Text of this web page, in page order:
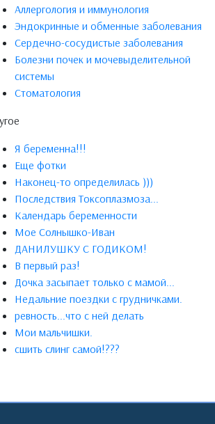
Аллергология и иммунология
Эндокринные и обменные заболевания
Сердечно-сосудистые заболевания
Болезни почек и мочевыделительной
системы
Стоматология
Я беременна!!!
Еще фотки
Наконец-то определилась )))
Последствия Токсоплазмоза...
Календарь беременности
Мое Солнышко-Иван
ДАНИЛУШКУ С ГОДИКОМ!
В первый раз!
Дочка засыпает только с мамой...
Недальние поездки с грудничками.
ревность...что с ней делать
Мои мальчишки.
сшить слинг самой!???